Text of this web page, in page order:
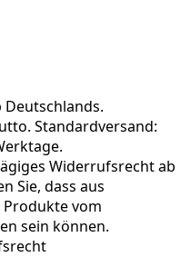
Standardversand:
Widerrufsrecht ab
Sie, dass aus
vom
sein können.